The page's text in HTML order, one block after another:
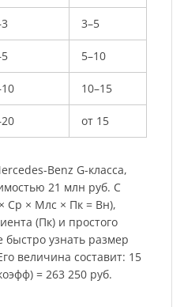
3–5
5–10
10–15
от 15
Benz G-класса,
21 млн руб. С
× Млс × Пк = Вн),
(Пк) и простого
быстро узнать размер
величина составит: 15
= 263 250 руб.